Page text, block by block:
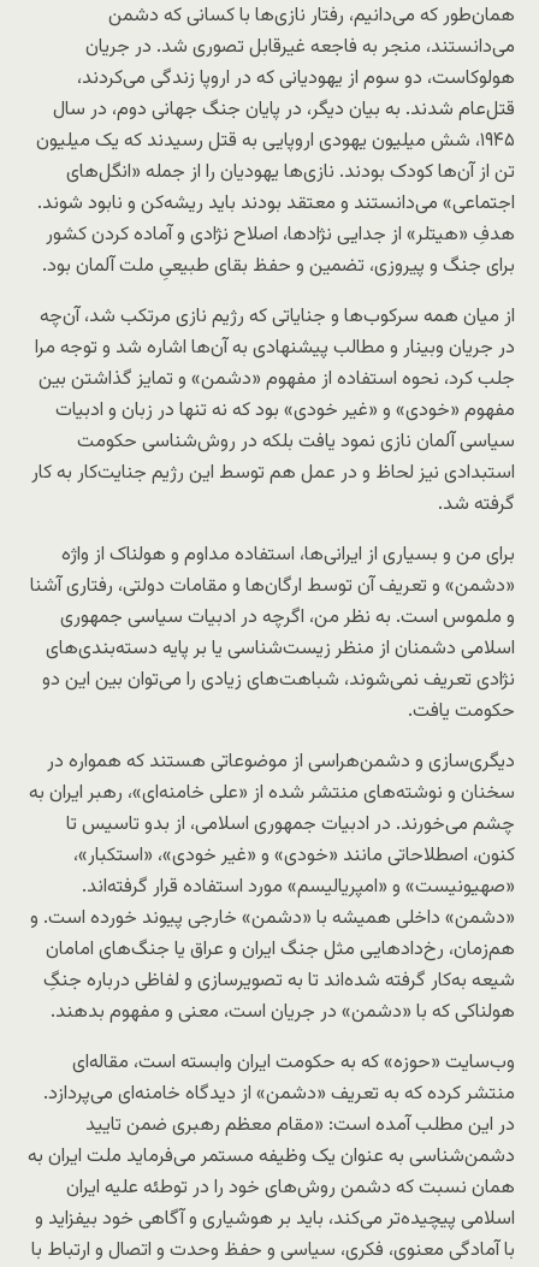
همان‌طور که می‌دانیم، رفتار نازی‌ها با کسانی که دشمن
می‌دانستند، منجر به فاجعه‌ غیرقابل تصوری شد. در جریان
هولوکاست، دو‌ سوم از یهودیانی که در اروپا زندگی می‌کردند،
قتل‌‌عام شدند. به بیان دیگر، در پایان جنگ جهانی دوم، در سال
۱۹۴۵، شش میلیون یهودی اروپایی به قتل رسیدند که یک میلیون
تن از آن‌ها کودک بودند. نازی‌ها یهودیان را از جمله «انگل‌های
اجتماعی» می‌دانستند و معتقد بودند باید ریشه‌کن و نابود شوند.
هدفِ «هیتلر» از جدایی نژادها، اصلاح نژادی و آماده کردن کشور
برای جنگ و پیروزی، تضمین و حفظ بقای طبیعیِ ملت آلمان بود.
از میان همه‌ سرکوب‌ها و جنایاتی که رژیم نازی مرتکب شد، آن‌چه
در جریان وبینار و مطالب پیشنهادی به آن‌ها اشاره شد و توجه مرا
جلب کرد، نحوه‌ استفاده از مفهوم «دشمن» و تمایز گذاشتن بین
مفهوم «خودی» و «غیر خودی» بود که نه تنها در زبان و ادبیات
سیاسی آلمان نازی نمود یافت بلکه در روش‌شناسی حکومت
استبدادی نیز لحاظ و در عمل هم توسط این رژیم جنایت‌کار به‌ کار
گرفته شد.
برای من و بسیاری از ایرانی‌ها، استفاده‌ مداوم و هولناک از واژه
«دشمن» و تعریف آن توسط ارگان‌ها و مقامات دولتی، رفتاری آشنا
و ملموس است. به نظر من، اگرچه در ادبیات سیاسی جمهوری
اسلامی دشمنان از منظر زیست‌‌شناسی یا بر پایه‌ دسته‌بندی‌های
نژادی تعریف نمی‌شوند، شباهت‌های زیادی را می‌توان بین این دو
حکومت یافت.
دیگری‌سازی و دشمن‌هراسی از موضوعاتی هستند که همواره در
سخنان و نوشته‌های منتشر شده‌ از «علی خامنه‌ای»، رهبر ایران به
چشم می‌خورند. در ادبیات جمهوری اسلامی، از بدو تاسیس تا
کنون، اصطلاحاتی مانند «خودی» و «غیر خودی»، «استکبار»،
«صهیونیست» و «امپریالیسم» مورد استفاده قرار گرفته‌اند.
«دشمن» داخلی همیشه با «دشمن» خارجی پیوند خورده است. و
هم‌زمان، رخ‌دادهایی مثل جنگ ایران و عراق یا جنگ‌های امامان
شیعه به‌کار گرفته شده‌اند تا به تصویرسازی و لفاظی درباره جنگِ
هولناکی که با «دشمن» در جریان است، معنی و مفهوم بدهند.
وب‌سایت «حوزه» که به حکومت ایران وابسته است، مقاله‌ای
منتشر کرده که به‌ تعریف «دشمن» از دیدگاه خامنه‌ای می‌پردازد.
در این مطلب آمده است: «مقام معظم رهبری ضمن تایید
دشمن‌شناسی به عنوان یک وظیفه مستمر می‌فرماید ملت ایران به
همان نسبت که دشمن روش‌های خود را در توطئه علیه ایران
اسلامی پیچیده‌تر می‌کند، باید بر هوشیاری و آگاهی خود بیفزاید و
با آمادگی معنوی، فکری، سیاسی و حفظ وحدت و اتصال و ارتباط با